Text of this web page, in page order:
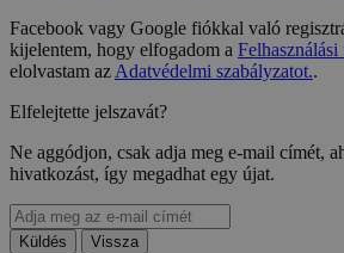
Facebook vagy Google fiókkal való
kijelentem, hogy elfogadom a
elolvastam azAdatvédelmi szabályzatot..
Elfelejtette jelszavát?
Ne aggódjon, csak adja meg e-mail címét,
hivatkozást, így megadhat egy újat.
Küldés
Vissza